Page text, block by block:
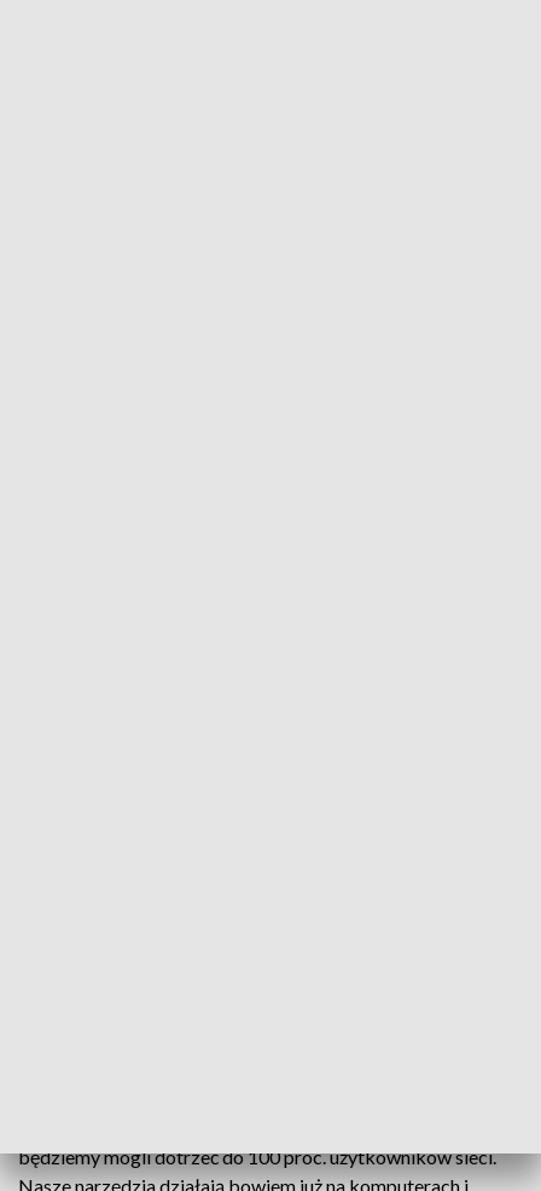
będziemy mogli dotrzeć do 100 proc. użytkowników sieci.
Nasze narzędzia działają bowiem już na komputerach i